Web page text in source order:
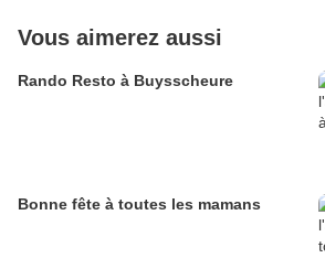
Vous aimerez aussi
Rando Resto à Buysscheure
Bonne fête à toutes les mamans